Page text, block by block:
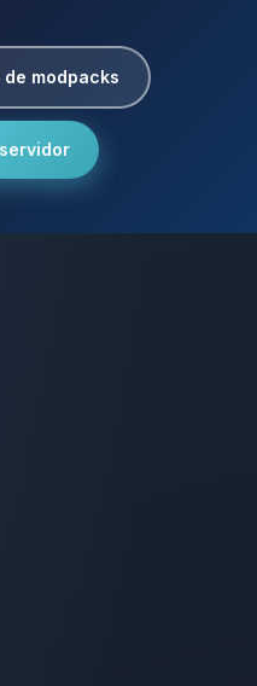
modpacks